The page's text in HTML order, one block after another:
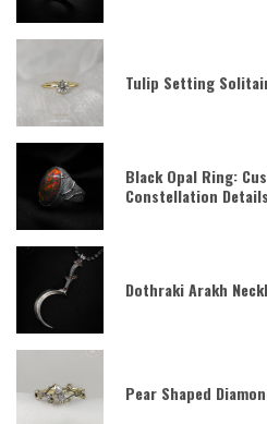
Tulip Setting
Black Opal Ring:
Constellation Details
Dothraki Arakh
Pear Shaped